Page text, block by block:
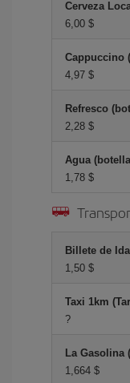
Cerveza
6,00 $
Cappuccino
4,97 $
Refresco
2,28 $
Agua
1,78 $
Billete de
1,50 $
Taxi 1km
?
La Gasolina
1,664 $